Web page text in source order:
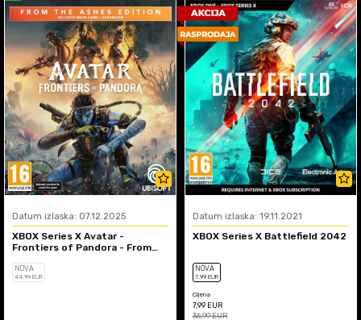
Datum izlaska: 07.12.2025
XBOX Series X Avatar -
Frontiers of Pandora - From
NOVA
44,99 EUR
Datum izlaska: 19.11.2021
XBOX Series X Battlefield 2042
NOVA
7,99 EUR
Cijena
7,99 EUR
36,99EUR